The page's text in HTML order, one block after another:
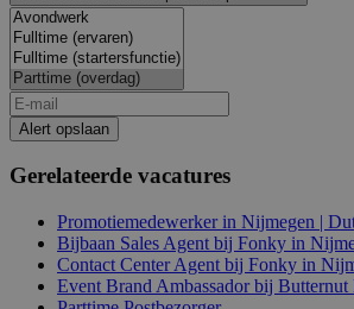
Alert opslaan
Gerelateerde vacatures
Promotiemedewerker in Nijmegen |
Bijbaan Sales Agent bij Fonky in
Contact Center Agent bij Fonky in
Event Brand Ambassador bij Butternut